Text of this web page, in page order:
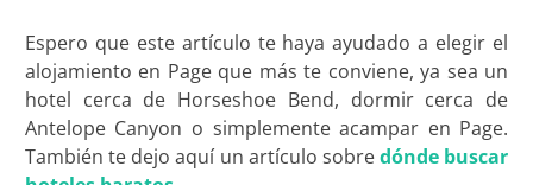
Espero que este artículo te haya ayudado a elegir el
alojamiento en Page que más te conviene, ya sea un
hotel cerca de Horseshoe Bend, dormir cerca de
Antelope Canyon o simplemente acampar en Page.
También te dejo aquí un artículo sobredónde buscar